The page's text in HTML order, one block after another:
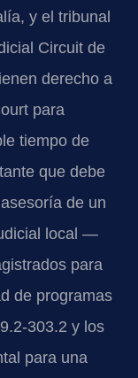
y el tribunal
Circuit de
derecho a
para
tiempo de
que debe
de un
local —
para
de programas
303.2 y los
para una